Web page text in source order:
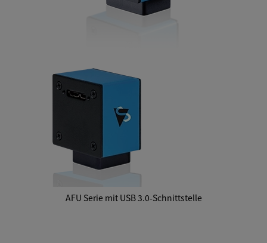
AFU Serie mit USB 3.0-Schnittstelle